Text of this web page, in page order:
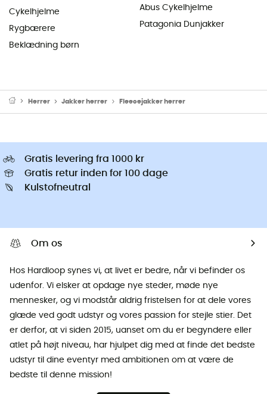
Cykelhjelme
Rygbærere
Beklædning børn
Abus Cykelhjelme
Patagonia Dunjakker
Herrer Jakker herrer Fleecejakker herrer
Gratis levering fra 1000 kr
Gratis retur inden for 100 dage
Kulstofneutral
Om os
Hos Hardloop synes vi, at livet er bedre, når vi befinder os
udenfor. Vi elsker at opdage nye steder, møde nye
mennesker, og vi modstår aldrig fristelsen for at dele vores
glæde ved godt udstyr og vores passion for stejle stier. Det
er derfor, at vi siden 2015, uanset om du er begyndere eller
atlet på højt niveau, har hjulpet dig med at finde det bedste
udstyr til dine eventyr med ambitionen om at være de
bedste til denne mission!